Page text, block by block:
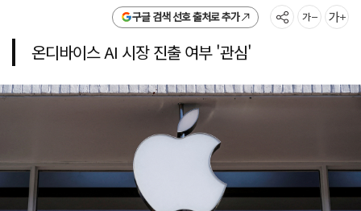
구글 검색 선호 출처로 추가
온디바이스 AI 시장 진출 여부 '관심'